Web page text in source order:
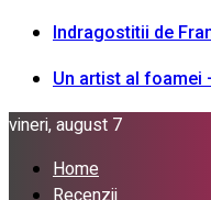
Indragostitii de
Un artist al foamei
vineri, august 7
Home